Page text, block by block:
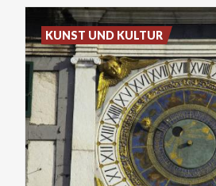
KUNST UND KULTUR